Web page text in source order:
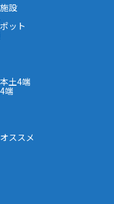
設
ット
土4端
端
ススメ